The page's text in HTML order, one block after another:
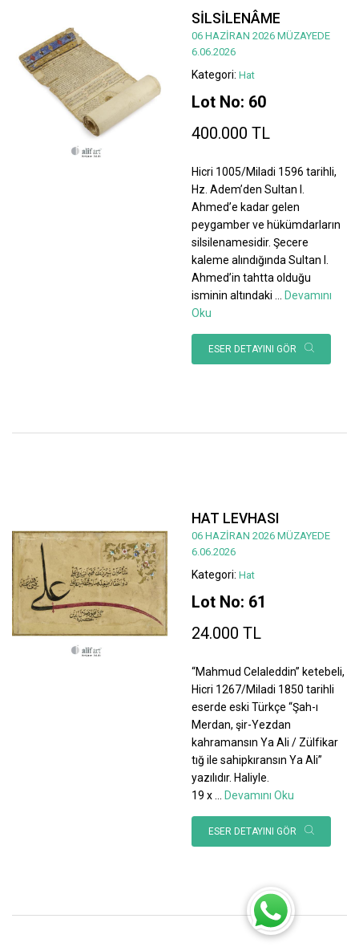
SİLSİLENÂME
06 HAZİRAN 2026 MÜZAYEDE
6.06.2026
Kategori: Hat
Lot No: 60
400.000 TL
Hicri 1005/Miladi 1596 tarihli,
Hz. Adem’den Sultan I.
Ahmed’e kadar gelen
peygamber ve hükümdarların
silsilenamesidir. Şecere
kaleme alındığında Sultan I.
Ahmed’in tahtta olduğu
isminin altındaki
Devamını
Oku
ESER DETAYINI GÖR
HAT LEVHASI
06 HAZİRAN 2026 MÜZAYEDE
6.06.2026
Kategori: Hat
Lot No: 61
24.000 TL
“Mahmud Celaleddin” ketebeli,
Hicri 1267/Miladi 1850 tarihli
eserde eski Türkçe “Şah-ı
Merdan, şir-Yezdan
kahramansın Ya Ali / Zülfikar
tığ ile sahipkıransın Ya Ali”
yazılıdır. Haliyle.
19 x
Devamını Oku
ESER DETAYINI GÖR